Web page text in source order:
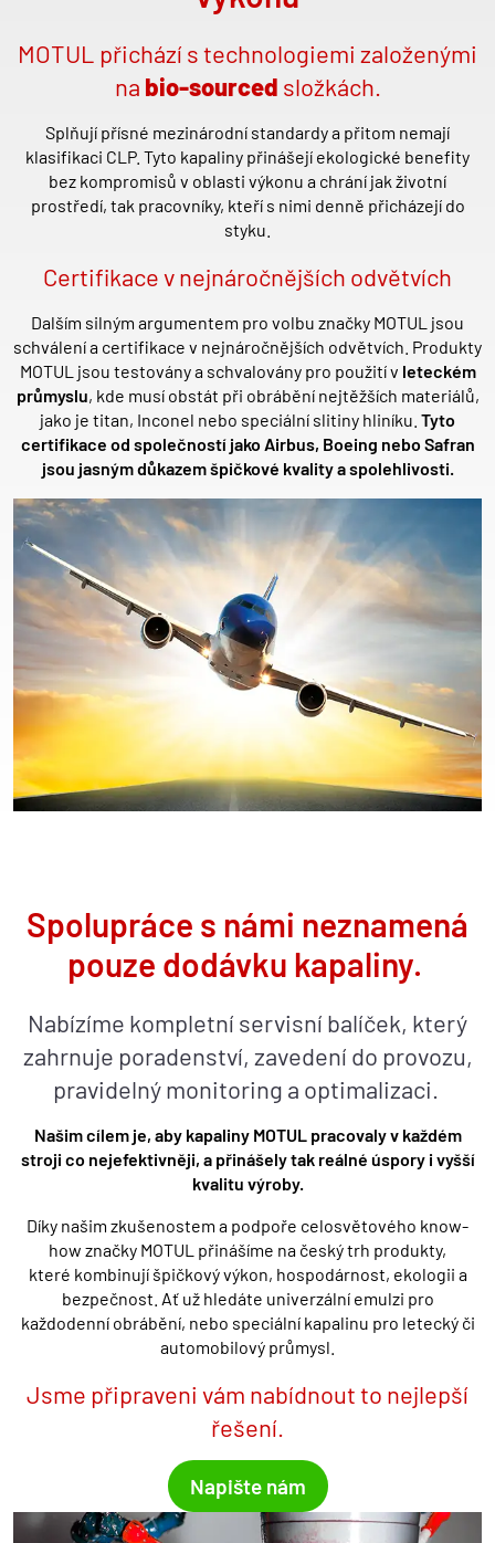
MOTUL přichází s technologiemi založenými
na bio-sourced složkách.
Splňují přísné mezinárodní standardy a přitom nemají
klasifikaci CLP. Tyto kapaliny přinášejí ekologické benefity
bez kompromisů v oblasti výkonu a chrání jak životní
prostředí, tak pracovníky, kteří s nimi denně přicházejí do
styku.
Certifikace v nejnáročnějších odvětvích
Dalším silným argumentem pro volbu značky MOTUL jsou
schválení a certifikace v nejnáročnějších odvětvích. Produkty
MOTUL jsou testovány a schvalovány pro použití v leteckém
průmyslu, kde musí obstát při obrábění nejtěžších materiálů,
jako je titan, Inconel nebo speciální slitiny hliníku. Tyto
certifikace od společností jako Airbus, Boeing nebo Safran
jsou jasným důkazem špičkové kvality a spolehlivosti.
Spolupráce s námi neznamená
pouze dodávku kapaliny.
Nabízíme kompletní servisní balíček, který
zahrnuje poradenství, zavedení do provozu,
pravidelný monitoring a optimalizaci.
Našim cílem je, aby kapaliny MOTUL pracovaly v každém
stroji co nejefektivněji, a přinášely tak reálné úspory i vyšší
kvalitu výroby.
Díky našim zkušenostem a podpoře celosvětového know-
how značky MOTUL přinášíme na český trh produkty,
které kombinují špičkový výkon, hospodárnost, ekologii a
bezpečnost. Ať už hledáte univerzální emulzi pro
každodenní obrábění, nebo speciální kapalinu pro letecký či
automobilový průmysl.
Jsme připraveni vám nabídnout to nejlepší
řešení.
Napište nám